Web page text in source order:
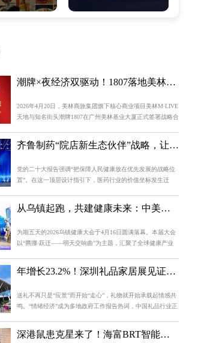
潮牌×夜经济双驱动！1807落地美林，赋能广州潮流新生态
2026年4月20日，美林商旅集团旗下核心商业项目美林M·LIVE
天地与知名街头潮牌1807在广州美林基业大厦正式签署战略合
城潮牌新风向。此次签约也标志着美林M·LIVE天地在潮牌运
动业态的战略布局上迈出关键一步，也为天河区乃至广... 齐鲁制药“院店新生态伙伴”战略，让健康服务“全程在线”
党的二十大报告强调“把保障人民健康放在优先发展的战略位
置”。在这一顶层设计指引下，医药行业的价值坐标发生迁
速，而在于它能否真正惠及患者。然而，现实中的患者却常常
面临三重困境：大医院人满为患，诊疗体验被迫“碎片...从乌镇起跑，共建健康未来：中美华东伤科灵谱写生态新篇章
为期五天的2026乌镇健康大会于4月16日圆满落幕。本届大会
以“腾挪·跃迁——明天交响曲”为主题，汇聚了全球健康产业
度参与者，中美华东凭借一系列精心策划的活动——从燃动全
场的“伤科灵健康跑”，到专业深入的专场会议，再...
年增长23.2%！深圳礼品家居展见证潮玩从“玩具”到“情绪搭子”的跨越
送礼不再只是“应景”而开始“走心”，礼物就开始承载起情感共
鸣。“情绪经济”成为多地政府工作报告热词，中国礼品行业正
《2025-2029年中国情绪经济消费趋势洞察报告》显示，2024
年我国“情绪经济”市场规模已达2.31万亿元，预计20... 深港鼠患克星来了！海富BRT智能捕鼠器，干净卫生超省心！